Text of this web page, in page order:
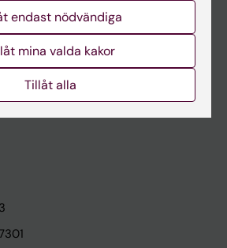
Innovation
endast nödvändiga
mina valda kakor
Tillåt alla